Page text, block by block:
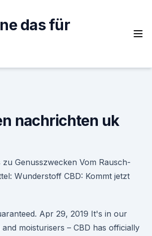
das für
nachrichten uk
zu Genusszwecken Vom Rausch-
Wunderstoff CBD: Kommt jetzt
Apr 29, 2019 It's in our
moisturisers – CBD has officially